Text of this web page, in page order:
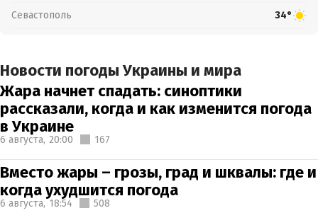
Севастополь 34°
Новости погоды Украины и мира
Жара начнет спадать: синоптики
рассказали, когда и как изменится погода
в Украине
6 августа, 20:00 167
Вместо жары – грозы, град и шквалы: где и
когда ухудшится погода
6 августа, 18:54 508